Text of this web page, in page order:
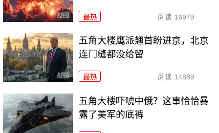
最热 阅读 16979
五角大楼鹰派翘首盼进京，北京
连门缝都没给留
最热 阅读 14889
五角大楼吓唬中俄？这事恰恰暴
露了美军的底裤